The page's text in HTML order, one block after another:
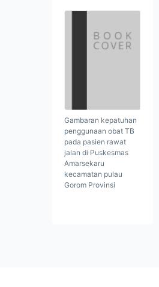
Gambaran kepatuhan
penggunaan obat TB
pada pasien rawat
jalan di Puskesmas
Amarsekaru
kecamatan pulau
Gorom Provinsi